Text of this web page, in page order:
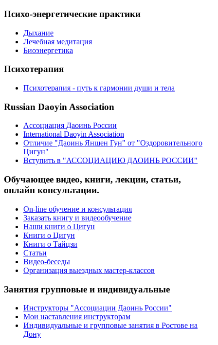
Психо-энергетические практики
Дыхание
Лечебная медитация
Биоэнергетика
Психотерапия
Психотерапия - путь к гармонии души и тела
Russian Daoyin Association
Ассоциация Даоинь России
International Daoyin Association
Отличие "Даоинь Яншен Гун" от "Оздоровительного
Цигун"
Вступить в "АССОЦИАЦИЮ ДАОИНЬ РОССИИ"
Обучающее видео, книги, лекции, статьи,
онлайн консультации.
On-line обучение и консультация
Заказать книгу и видеообучение
Наши книги о Цигун
Книги о Цигун
Книги о Тайцзи
Статьи
Видео-беседы
Организация выездных мастер-классов
Занятия групповые и индивидуальные
Инструкторы "Ассоциации Даоинь России"
Мои наставления инструкторам
Индивидуальные и групповые занятия в Ростове на
Дону